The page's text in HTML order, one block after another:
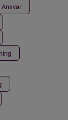
Ansvar